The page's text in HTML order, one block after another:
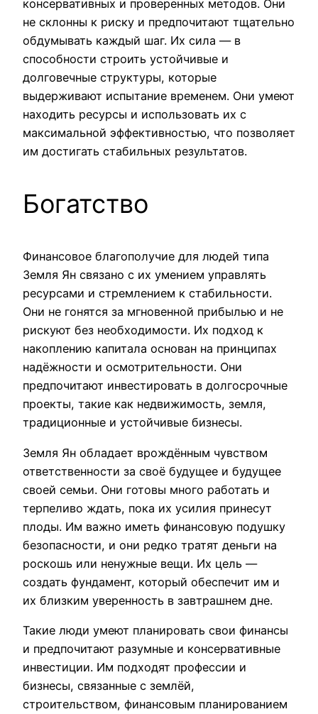
консервативных и проверенных методов. Они
не склонны к риску и предпочитают тщательно
обдумывать каждый шаг. Их сила — в
способности строить устойчивые и
долговечные структуры, которые
выдерживают испытание временем. Они умеют
находить ресурсы и использовать их с
максимальной эффективностью, что позволяет
им достигать стабильных результатов.
Богатство
Финансовое благополучие для людей типа
Земля Ян связано с их умением управлять
ресурсами и стремлением к стабильности.
Они не гонятся за мгновенной прибылью и не
рискуют без необходимости. Их подход к
накоплению капитала основан на принципах
надёжности и осмотрительности. Они
предпочитают инвестировать в долгосрочные
проекты, такие как недвижимость, земля,
традиционные и устойчивые бизнесы.
Земля Ян обладает врождённым чувством
ответственности за своё будущее и будущее
своей семьи. Они готовы много работать и
терпеливо ждать, пока их усилия принесут
плоды. Им важно иметь финансовую подушку
безопасности, и они редко тратят деньги на
роскошь или ненужные вещи. Их цель —
создать фундамент, который обеспечит им и
их близким уверенность в завтрашнем дне.
Такие люди умеют планировать свои финансы
и предпочитают разумные и консервативные
инвестиции. Им подходят профессии и
бизнесы, связанные с землёй,
строительством, финансовым планированием